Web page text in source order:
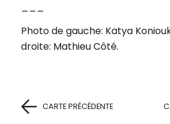
Photo de gauche: Katya
droite: Mathieu Côté.
CARTE PRÉCÉDENTE